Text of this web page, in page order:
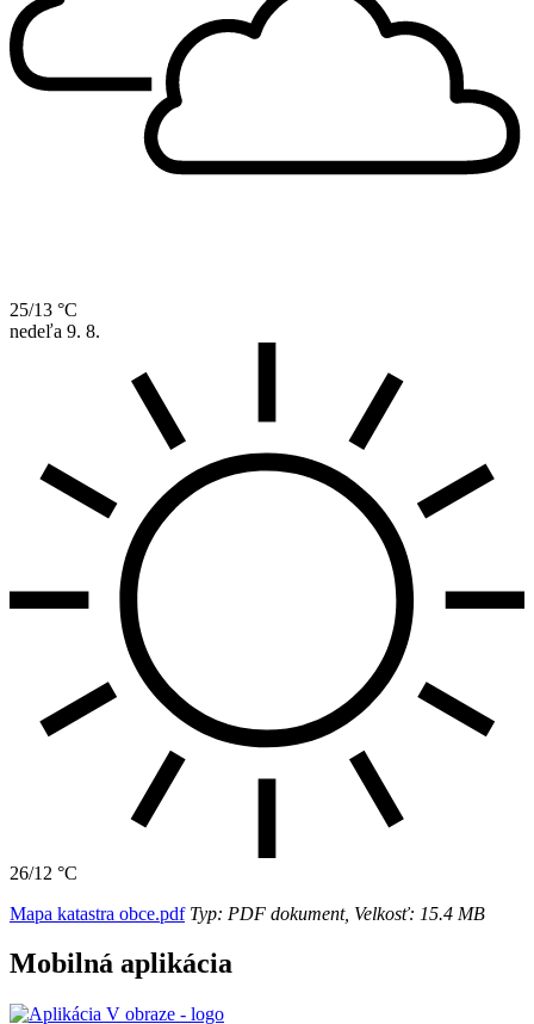
25/13 °C
nedeľa 9. 8.
26/12 °C
Mapa katastra obce.pdfTyp: PDF dokument, Velkosť: 15.4 MB
Mobilná aplikácia